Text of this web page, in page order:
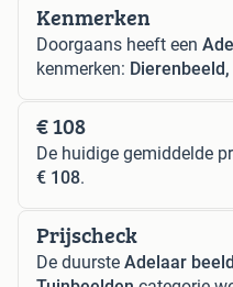
Kenmerken
Doorgaans heeft een
kenmerken:
€ 108
De huidige gemiddelde
€ 108.
Prijscheck
De duurste Adelaar beeld